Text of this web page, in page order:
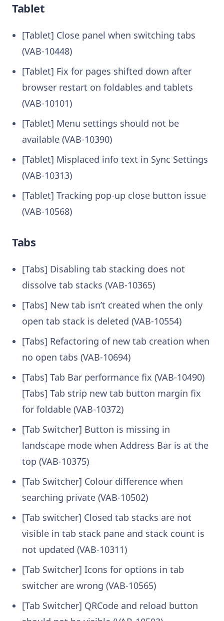
Tablet
[Tablet] Close panel when switching tabs
(VAB-10448)
[Tablet] Fix for pages shifted down after
browser restart on foldables and tablets
(VAB-10101)
[Tablet] Menu settings should not be
available (VAB-10390)
[Tablet] Misplaced info text in Sync Settings
(VAB-10313)
[Tablet] Tracking pop-up close button issue
(VAB-10568)
Tabs
[Tabs] Disabling tab stacking does not
dissolve tab stacks (VAB-10365)
[Tabs] New tab isn’t created when the only
open tab stack is deleted (VAB-10554)
[Tabs] Refactoring of new tab creation when
no open tabs (VAB-10694)
[Tabs] Tab Bar performance fix (VAB-10490)
[Tabs] Tab strip new tab button margin fix
for foldable (VAB-10372)
[Tab Switcher] Button is missing in
landscape mode when Address Bar is at the
top (VAB-10375)
[Tab Switcher] Colour difference when
searching private (VAB-10502)
[Tab switcher] Closed tab stacks are not
visible in tab stack pane and stack count is
not updated (VAB-10311)
[Tab Switcher] Icons for options in tab
switcher are wrong (VAB-10565)
[Tab Switcher] QRCode and reload button